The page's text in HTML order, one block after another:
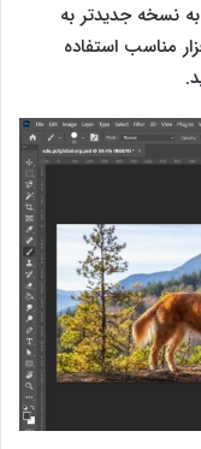
نسخه جدیدتر به
مناسب استفاده